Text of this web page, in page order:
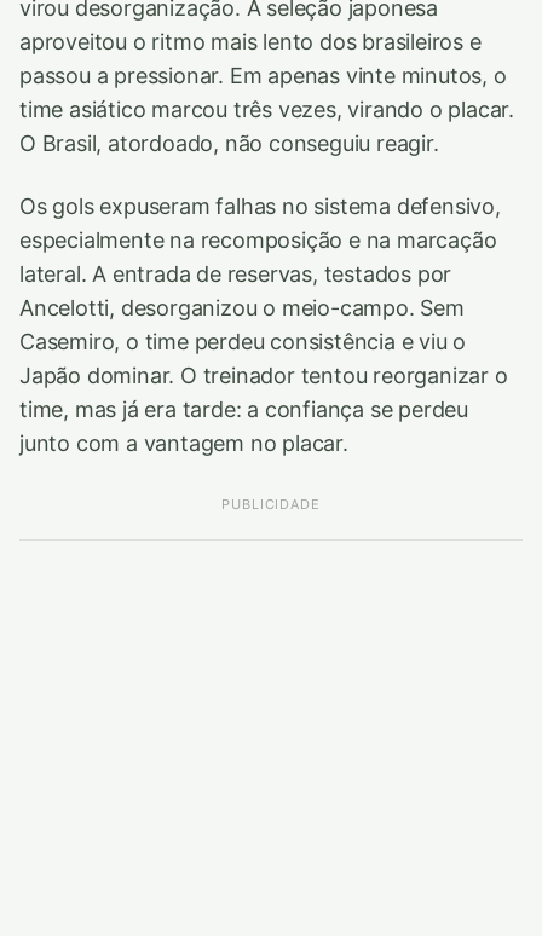
virou desorganização. A seleção japonesa
aproveitou o ritmo mais lento dos brasileiros e
passou a pressionar. Em apenas vinte minutos, o
time asiático marcou três vezes, virando o placar.
O Brasil, atordoado, não conseguiu reagir.
Os gols expuseram falhas no sistema defensivo,
especialmente na recomposição e na marcação
lateral. A entrada de reservas, testados por
Ancelotti, desorganizou o meio-campo. Sem
Casemiro, o time perdeu consistência e viu o
Japão dominar. O treinador tentou reorganizar o
time, mas já era tarde: a confiança se perdeu
junto com a vantagem no placar.
PUBLICIDADE